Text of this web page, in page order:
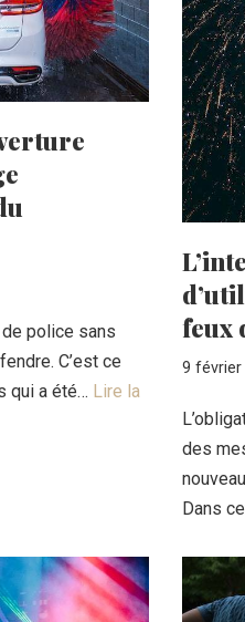
police sans
C’est ce
qui a été… Lire la
feux
9 février
des
Dans